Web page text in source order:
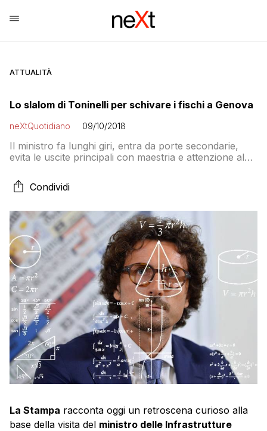
ATTUALITÀ
Lo slalom di Toninelli per schivare i fischi a Genova
neXtQuotidiano 09/10/2018
Il ministro fa lunghi giri, entra da porte secondarie,
evita le uscite principali con maestria e attenzione al
hanno beccato
Condividi
La Stampa racconta oggi un retroscena curioso alla
base della visita del ministro delle Infrastrutture